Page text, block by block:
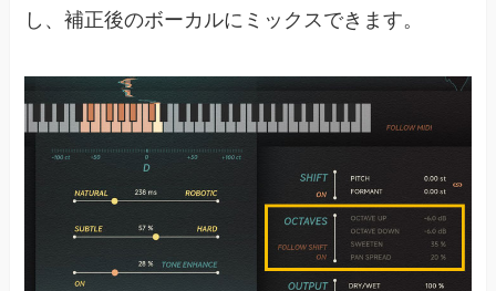
し、補正後のボーカルにミックスできます。